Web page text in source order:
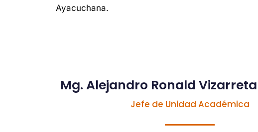
Ayacuchana.
Mg. Alejandro Ronald
Jefe de Unidad Académica